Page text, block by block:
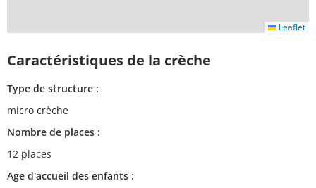
Leaflet
Caractéristiques de la crèche
Type de structure :
micro crèche
Nombre de places :
12 places
Age d'accueil des enfants :